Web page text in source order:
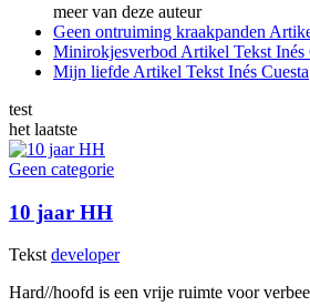
meer van deze auteur
Geen ontruiming kraakpanden
Minirokjesverbod Artikel Tekst Inés
Mijn liefde Artikel Tekst Inés Cuesta
test
het laatste
Geen categorie
10 jaar HH
Tekst developer
Hard//hoofd is een vrije ruimte voor